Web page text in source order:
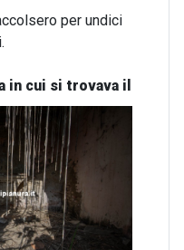
per undici
in cui si trovava il